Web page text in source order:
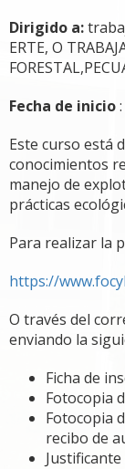
Dirigido a:
ERTE, O
Fecha de inicio
Este curso está
conocimientos
manejo de
prácticas
Para realizar la
https://
O través del
enviando la
Ficha de
Fotocopia
Fotocopia
recibo de
Justificante